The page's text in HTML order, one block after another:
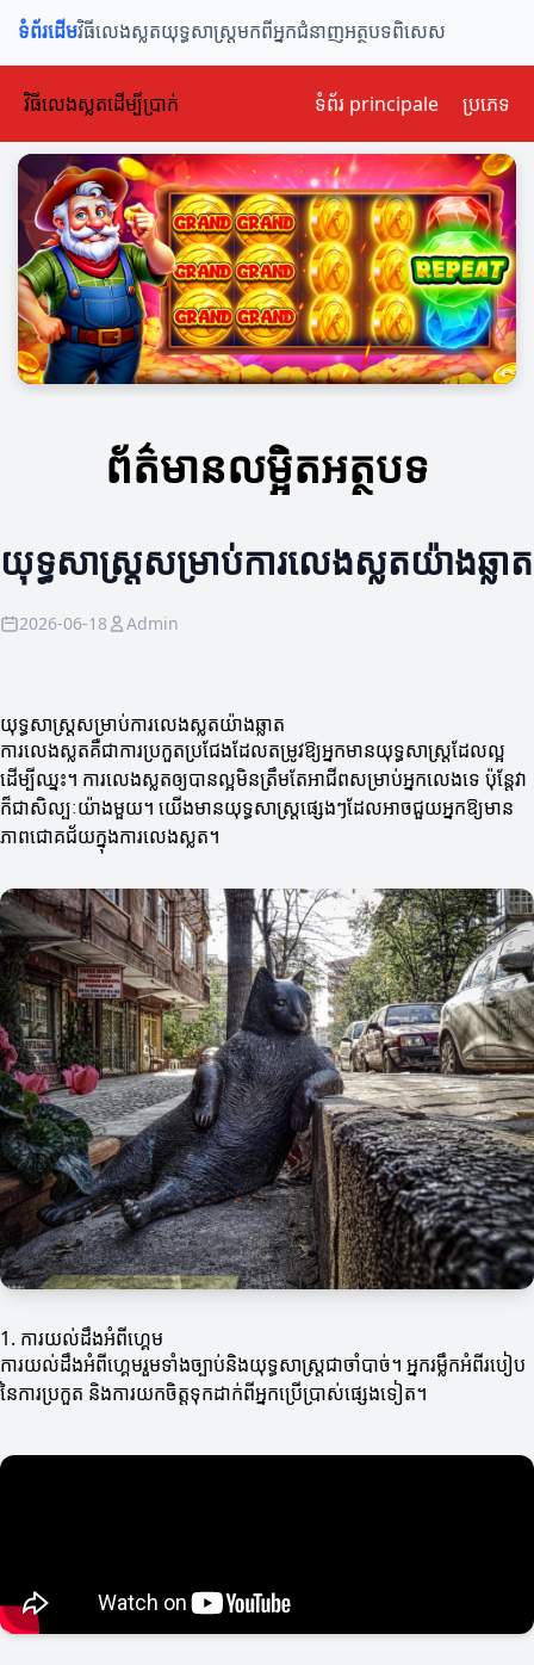
ទំព័រដើមវិធីលេងស្លតយុទ្ធសាស្ត្រមកពីអ្នកជំនាញអត្ថបទពិសេស
វិធីលេងស្លតដើម្បីប្រាក់ ទំព័រ principale ប្រភេទ
ព័ត៌មានលម្អិតអត្ថបទ
យុទ្ធសាស្ត្រសម្រាប់ការលេងស្លតយ៉ាងឆ្លាត
2026-06-18 Admin
យុទ្ធសាស្ត្រសម្រាប់ការលេងស្លតយ៉ាងឆ្លាត
ការលេងស្លតគឺជាការប្រកួតប្រជែងដែលតម្រូវឱ្យអ្នកមានយុទ្ធសាស្ត្រដែលល្អ
ដើម្បីឈ្នះ។ ការលេងស្លតឲ្យបានល្អមិនត្រឹមតែអាជីពសម្រាប់អ្នកលេងទេ ប៉ុន្តែវា
ក៏ជាសិល្បៈយ៉ាងមួយ។ យើងមានយុទ្ធសាស្ត្រផ្សេងៗដែលអាចជួយអ្នកឱ្យមាន
ភាពជោគជ័យក្នុងការលេងស្លត។
1. ការយល់ដឹងអំពីហ្គេម
ការយល់ដឹងអំពីហ្គេមរួមទាំងច្បាប់និងយុទ្ធសាស្ត្រជាចាំបាច់។ អ្នករម្លឹកអំពីរបៀប
នៃការប្រកួត និងការយកចិត្តទុកដាក់ពីអ្នកប្រើប្រាស់ផ្សេងទៀត។